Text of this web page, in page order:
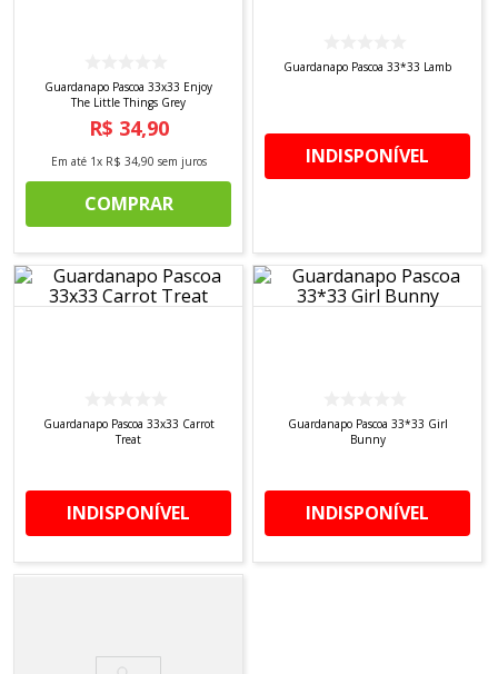
Guardanapo Pascoa 33x33 Enjoy
The Little Things Grey
R$ 34,90
Em até 1x R$ 34,90 sem juros
COMPRAR
Guardanapo Pascoa 33*33 Lamb
INDISPONÍVEL
Guardanapo Pascoa 33x33 Carrot
Treat
INDISPONÍVEL
Guardanapo Pascoa 33*33 Girl
Bunny
INDISPONÍVEL
10º toalha mesa